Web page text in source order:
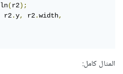
(r2);
r2.y, r2.width,
المثال كامل: